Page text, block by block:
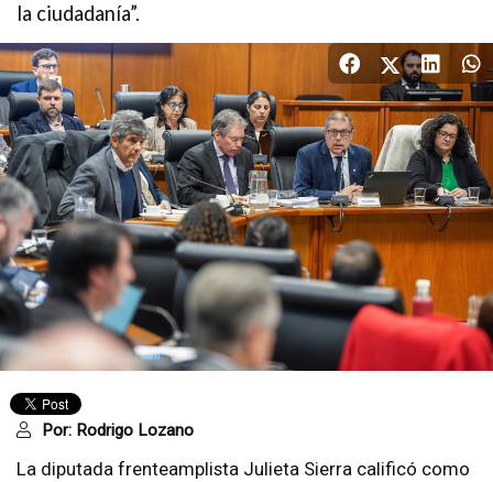
la ciudadanía”.
Por: Rodrigo Lozano
La diputada frenteamplista Julieta Sierra calificó como